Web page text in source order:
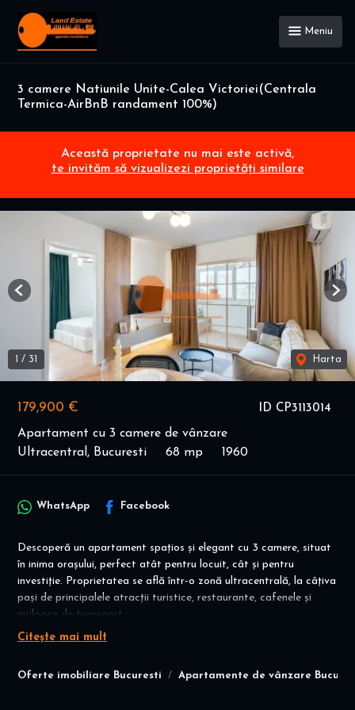
Meniu
3 camere Natiunile Unite-Calea Victoriei(Centrala
Termica-AirBnB randament 100%)
Această proprietate nu mai este activă,
te invităm să vizualizezi proprietăți similare
ID CP3113014
179,900 €
Apartament cu 3 camere de vânzare
Ultracentral, Bucuresti
68 mp 1960
/ 31 Harta
Previous
Oferte imobiliare Bucuresti Apartamente de vânzare
WhatsApp Facebook
Descoperă un apartament spațios și elegant cu 3 camere, situat
în inima orașului, perfect atât pentru locuit, cât și pentru
investiție. Proprietatea se află într-o zonă ultracentrală, la câțiva
pași de principalele atracții turistice, restaurante, cafenele și
mijloace de transport.
Randament estimat: datorită cererii constante din zona
profitabile din închirieri în regim hotelier. ( aveti atasat
Citește mai mult